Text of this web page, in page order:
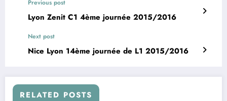
Previous post
Lyon Zenit C1 4ème journée 2015/2016
Next post
Nice Lyon 14ème journée de L1 2015/2016
RELATED POSTS